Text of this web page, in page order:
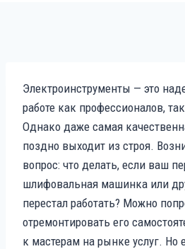
Электроинструменты — это
работе как профессионалов,
Однако даже самая
поздно выходит из строя.
вопрос: что делать, если ваш
шлифовальная машинка или
перестал работать? Можно
отремонтировать его
к мастерам на рынке услуг. Но